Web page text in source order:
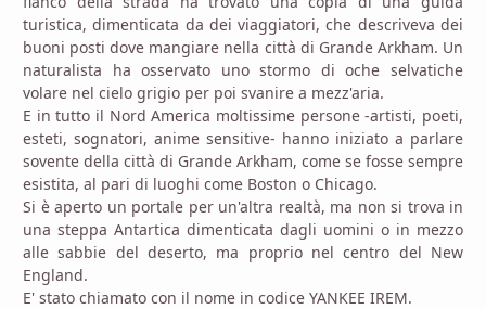
turistica, dimenticata da dei viaggiatori, che descriveva dei
buoni posti dove mangiare nella città di Grande Arkham. Un
naturalista ha osservato uno stormo di oche selvatiche
volare nel cielo grigio per poi svanire a mezz'aria.
E in tutto il Nord America moltissime persone -artisti, poeti,
esteti, sognatori, anime sensitive- hanno iniziato a parlare
sovente della città di Grande Arkham, come se fosse sempre
esistita, al pari di luoghi come Boston o Chicago.
Si è aperto un portale per un'altra realtà, ma non si trova in
una steppa Antartica dimenticata dagli uomini o in mezzo
alle sabbie del deserto, ma proprio nel centro del New
England.
E' stato chiamato con il nome in codice YANKEE IREM.